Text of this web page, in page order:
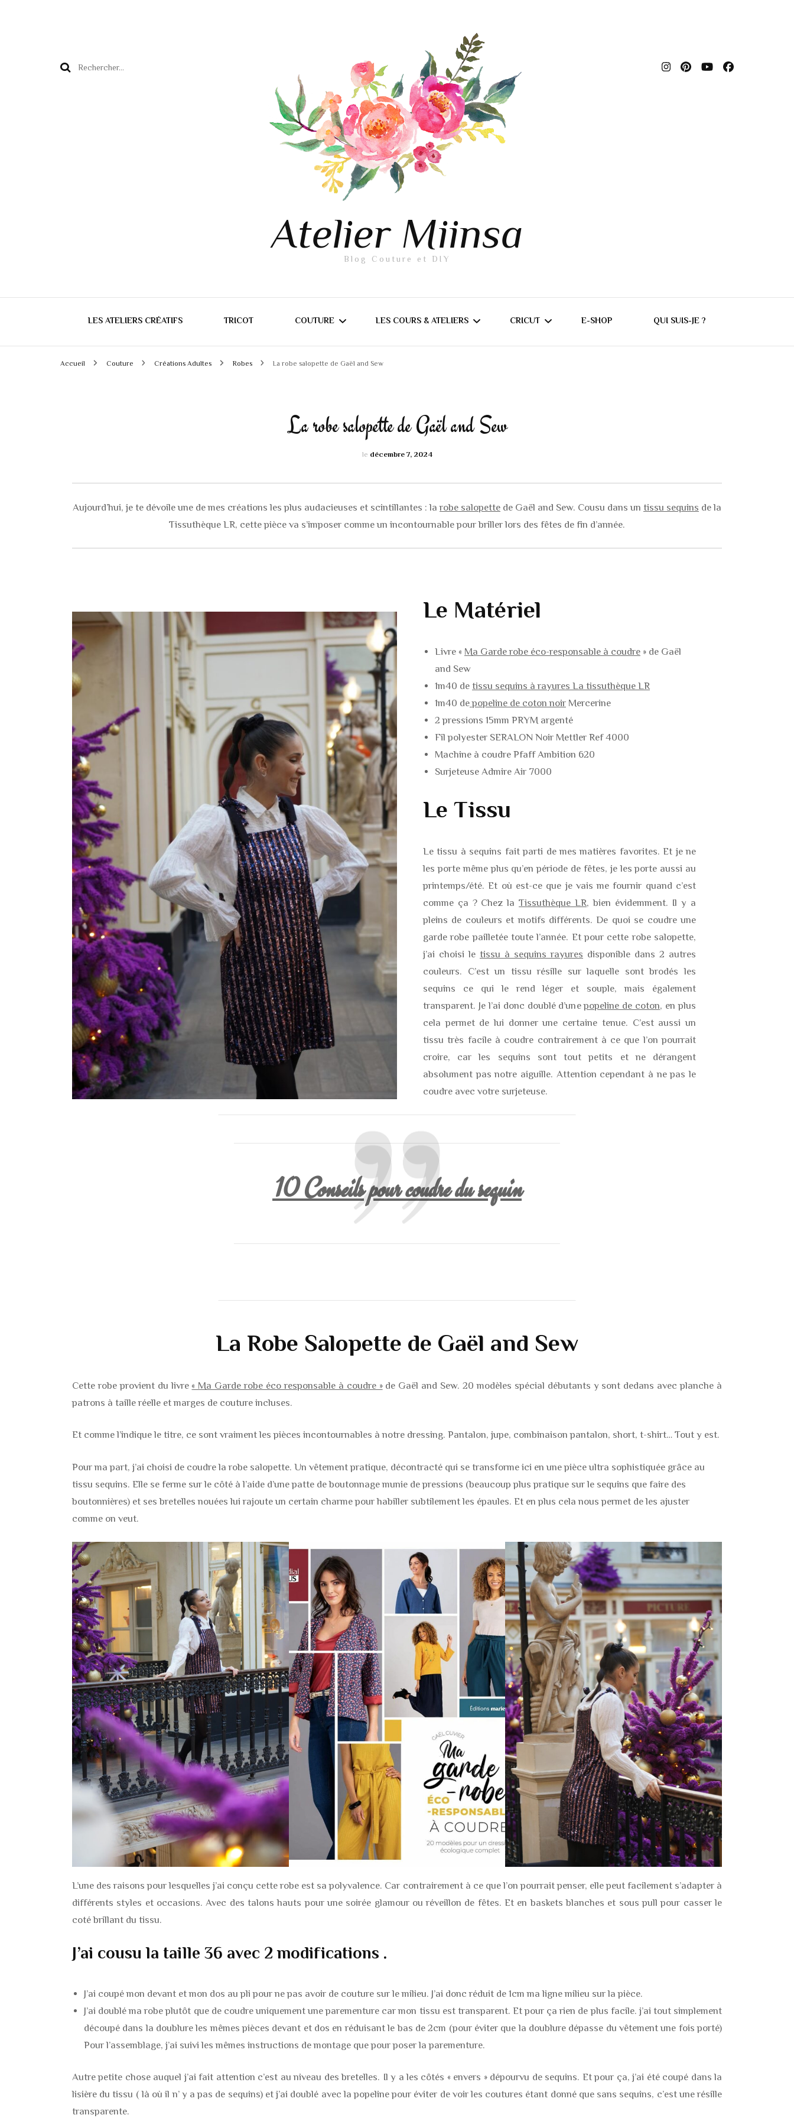
Rechercher :
Atelier Miinsa
Blog Couture et DIY
LES ATELIERS CRÉATIFS TRICOT COUTURE
JOURNAL COUTURE
HAUTS DIVERS
COMBINAISONS
DESSOUS & MAILLOTS DE
BAIN
ENFANTS
SWEATS / GILETS
ROBES / JUPES
BODIES / MAILLOTS DE
BAIN
LES COURS & ATELIERS
COURS DE COUTURE
MERCERINE ORVAULT
CRICUT E-SHOP QUI SUIS-JE ?
Accueil Couture Créations Adultes Robes La robe salopette de Gaël and Sew
La robe salopette de Gaël and Sew
le décembre 7, 2024
Aujourd’hui, je te dévoile une de mes créations les plus audacieuses et scintillantes : larobe salopette de Gaël and Sew. Cousu dans un tissu sequins de la
Tissuthèque LR, cette pièce va s’imposer comme un incontournable pour briller lors des fêtes de fin d’année.
Le Matériel
Livre « Ma Garde robe éco-responsable à coudre » de Gaël
and Sew
1m40 de tissu sequins à rayures La tissuthèque LR
1m40 depopeline de coton noir Mercerine
2 pressions 15mm PRYM argenté
Fil polyester SERALON Noir Mettler Ref 4000
Machine à coudre Pfaff Ambition 620
Surjeteuse Admire Air 7000
Le Tissu
Le tissu à sequins fait parti de mes matières favorites. Et je ne
les porte même plus qu’en période de fêtes, je les porte aussi au
printemps/été. Et où est-ce que je vais me fournir quand c’est
comme ça ? Chez laTissuthèque LR, bien évidemment. Il y a
pleins de couleurs et motifs différents. De quoi se coudre une
garde robe pailletée toute l’année. Et pour cette robe salopette,
j’ai choisi le tissu à sequins rayures disponible dans 2 autres
couleurs. C’est un tissu résille sur laquelle sont brodés les
sequins ce qui le rend léger et souple, mais également
transparent. Je l’ai donc doublé d’unepopeline de coton, en plus
cela permet de lui donner une certaine tenue. C’est aussi un
tissu très facile à coudre contrairement à ce que l’on pourrait
croire, car les sequins sont tout petits et ne dérangent
absolument pas notre aiguille. Attention cependant à ne pas le
coudre avec votre surjeteuse.
10 Conseils pour coudre du sequin
La Robe Salopette de Gaël and Sew
Cette robe provient du livre« Ma Garde robe éco responsable à coudre »de Gaël and Sew. 20 modèles spécial débutants y sont dedans avec planche à
patrons à taille réelle et marges de couture incluses.
Et comme l’indique le titre, ce sont vraiment les pièces incontournables à notre dressing. Pantalon, jupe, combinaison pantalon, short, t-shirt… Tout y est.
Pour ma part, j’ai choisi de coudre la robe salopette. Un vêtement pratique, décontracté qui se transforme ici en une pièce ultra sophistiquée grâce au
tissu sequins. Elle se ferme sur le côté à l’aide d’une patte de boutonnage munie de pressions (beaucoup plus pratique sur le sequins que faire des
boutonnières) et ses bretelles nouées lui rajoute un certain charme pour habiller subtilement les épaules. Et en plus cela nous permet de les ajuster
comme on veut.
L’une des raisons pour lesquelles j’ai conçu cette robe est sa polyvalence. Car contrairement à ce que l’on pourrait penser, elle peut facilement s’adapter à
différents styles et occasions. Avec des talons hauts pour une soirée glamour ou réveillon de fêtes. Et en baskets blanches et sous pull pour casser le
coté brillant du tissu.
J’ai cousu la taille 36 avec 2 modifications .
J’ai coupé mon devant et mon dos au pli pour ne pas avoir de couture sur le milieu. J’ai donc réduit de 1cm ma ligne milieu sur la pièce.
J’ai doublé ma robe plutôt que de coudre uniquement une parementure car mon tissu est transparent. Et pour ça rien de plus facile. j’ai tout simplement
découpé dans la doublure les mêmes pièces devant et dos en réduisant le bas de 2cm (pour éviter que la doublure dépasse du vêtement une fois porté)
Pour l’assemblage, j’ai suivi les mêmes instructions de montage que pour poser la parementure.
Autre petite chose auquel j’ai fait attention c’est au niveau des bretelles. Il y a les côtés « envers » dépourvu de sequins. Et pour ça, j’ai été coupé dans la
lisière du tissu ( là où il n’ y a pas de sequins) et j’ai doublé avec la popeline pour éviter de voir les coutures étant donné que sans sequins, c’est une résille
transparente.